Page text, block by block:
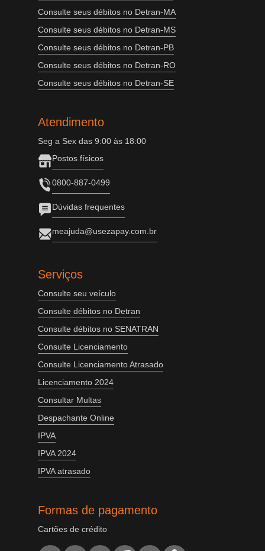
Consulte seus débitos no Detran-MA
Consulte seus débitos no Detran-MS
Consulte seus débitos no Detran-PB
Consulte seus débitos no Detran-RO
Consulte seus débitos no Detran-SE
Atendimento
Seg a Sex das 9:00 às 18:00
Postos físicos
0800-887-0499
Dúvidas frequentes
meajuda@usezapay.com.br
Serviços
Consulte seu veículo
Consulte débitos no Detran
Consulte débitos no SENATRAN
Consulte Licenciamento
Consulte Licenciamento Atrasado
Licenciamento 2024
Consultar Multas
Despachante Online
IPVA
IPVA 2024
IPVA atrasado
Formas de pagamento
Cartões de crédito